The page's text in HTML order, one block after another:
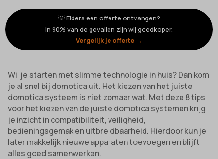
💡 Elders een offerte ontvangen?
In 90% van de gevallen zijn wij goedkoper.
Vergelijk je offerte →
Wil je starten met slimme technologie in huis? Dan kom
je al snel bij domotica uit. Het kiezen van het juiste
domotica systeem is niet zomaar wat. Met deze 8 tips
voor het kiezen van de juiste domotica systemen krijg
je inzicht in compatibiliteit, veiligheid,
bedieningsgemak en uitbreidbaarheid. Hierdoor kun je
later makkelijk nieuwe apparaten toevoegen en blijft
alles goed samenwerken.